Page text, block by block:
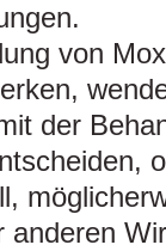
von
der
anderen